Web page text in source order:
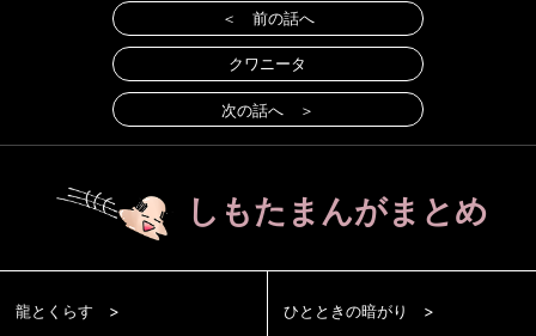
＜ 前の話へ
クワニータ
次の話へ ＞
しもたまんがまとめ
龍とくらす ひとときの暗がり